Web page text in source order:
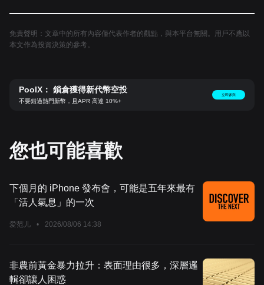
免責聲明：文章中的所有內容僅代表作者的觀點，與本平台無關。用戶不應以
本文作為投資決策的參考。
PoolX： 鎖倉獲得新代幣空投
不要錯過熱門新幣，且APR 高達 10%+
立即參與
您也可能喜歡
下個月的 iPhone 發布會，可能是五年來最有
「活人氣息」的一次
爱范儿 • 2026/08/06 14:38
非農前黃金暴力拉升：表面理由很多，深層邏
輯卻讓人困惑